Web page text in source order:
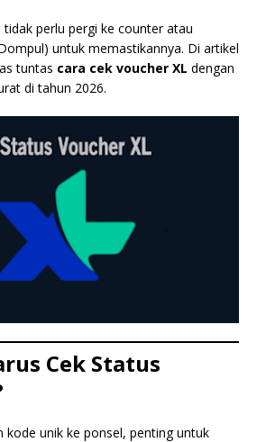
tidak perlu pergi ke counter atau
untuk memastikannya. Di artikel
tuntas cara cek voucher XL dengan
di tahun 2026.
Cek Status
kode unik ke ponsel, penting untuk